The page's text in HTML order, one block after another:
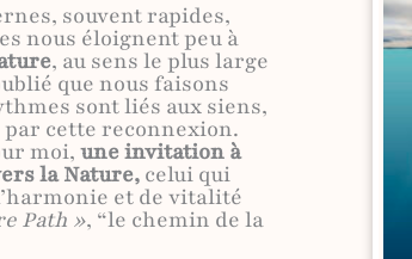
souvent rapides,
nous éloignent peu à
, au sens le plus large
que nous faisons
sont liés aux siens,
par cette reconnexion.
moi, une invitation à
la Nature, celui qui
et de vitalité
Path », “le chemin de la